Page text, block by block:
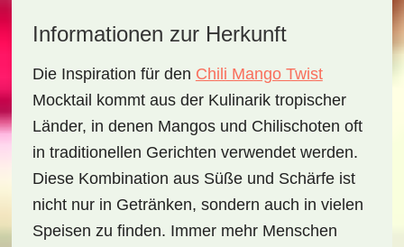
Informationen zur Herkunft
Die Inspiration für den Chili Mango Twist
Mocktail kommt aus der Kulinarik tropischer
Länder, in denen Mangosund Chilischoten oft
in traditionellen Gerichten verwendet werden.
Diese Kombination aus Süße und Schärfe ist
nicht nur in Getränken, sondern auch in vielen
Speisen zu finden. Immer mehr Menschen